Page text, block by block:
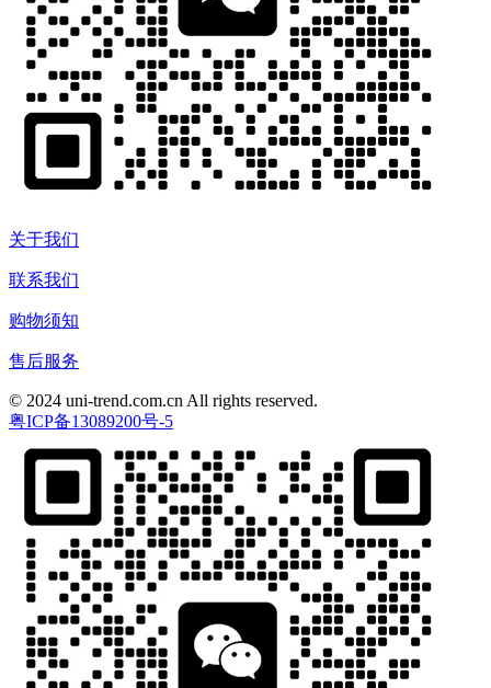
关于我们
联系我们
购物须知
售后服务
© 2024 uni-trend.com.cn All rights reserved.
粤ICP备13089200号-5